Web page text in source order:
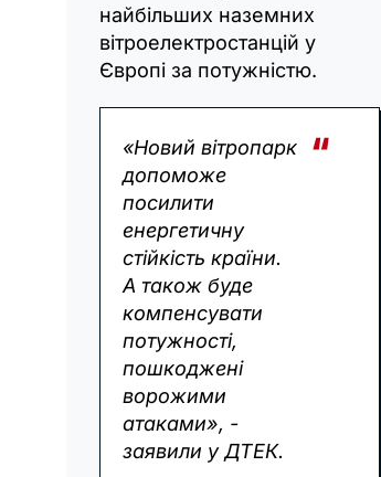
найбільших наземних
вітроелектростанцій у
Європі за потужністю.
«Новий вітропарк
допоможе
посилити
енергетичну
стійкість країни.
А також буде
компенсувати
потужності,
пошкоджені
ворожими
атаками», -
заявили у ДТЕК.